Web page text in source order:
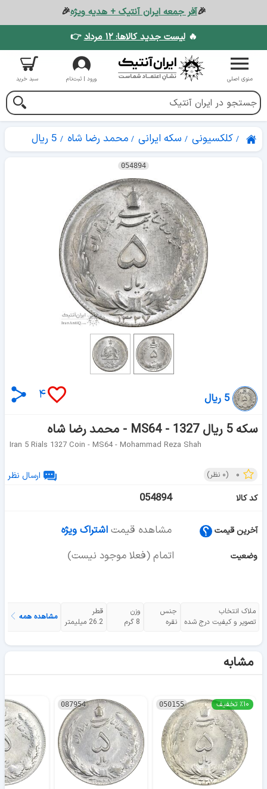
🎉آفر جمعه ایران آنتیک + هدیه ویژه🎉
🔥لیست جدید کالاها: ۱۲ مرداد 👉
منوی اصلی ورود | ثبت‌نام سبد خرید
کلکسیونی سکه ایرانی محمد رضا شاه 5 ریال
054894
۴ 5 ریال
سکه 5 ریال 1327 - MS64 - محمد رضا شاه
Iran 5 Rials 1327 Coin - MS64 - Mohammad Reza Shah
۰ (۰ نظر)
ارسال نظر
کد کالا
054894
آخرین قیمت مشاهده قیمت اشتراک ویژه
وضعیت اتمام (فعلا موجود نیست)
ملاک انتخاب
تصویر و کیفیت درج شده
جنس
نقره
وزن
8 گرم
قطر
26.2 میلیمتر
مشاهده همه
مشابه
050155 ٪۱۰ تخفیف 087954